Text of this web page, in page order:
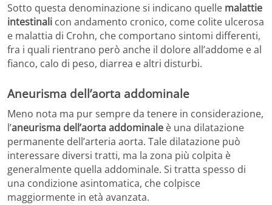
Sotto questa denominazione si indicano quelle malattie
intestinali con andamento cronico, come colite ulcerosa
e malattia di Crohn, che comportano sintomi differenti,
fra i quali rientrano però anche il dolore all’addome e al
fianco, calo di peso, diarrea e altri disturbi.
Aneurisma dell’aorta addominale
Meno nota ma pur sempre da tenere in considerazione,
l’aneurisma dell’aorta addominale è una dilatazione
permanente dell’arteria aorta. Tale dilatazione può
interessare diversi tratti, ma la zona più colpita è
generalmente quella addominale. Si tratta spesso di
una condizione asintomatica, che colpisce
maggiormente in età avanzata.